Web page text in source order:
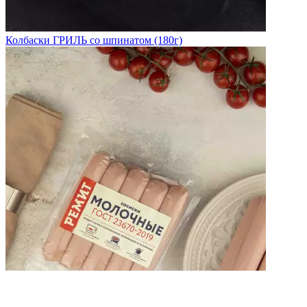
Колбаски ГРИЛЬ со шпинатом (180г)